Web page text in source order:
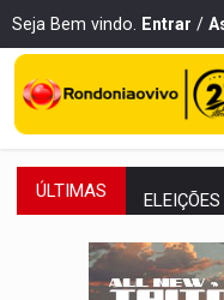
Seja Bem vindo. Entrar /
ÚLTIMAS ELEIÇÕES